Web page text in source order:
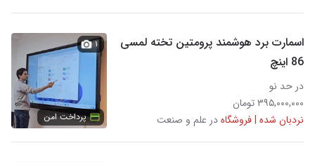
اسمارت برد هوشمند پرومتین تخته لمسی
86 اینچ
در حد نو
۳۹۵,۰۰۰,۰۰۰ تومان
نردبان شده | فروشگاهدر علم و صنعت
۱
پرداخت امن